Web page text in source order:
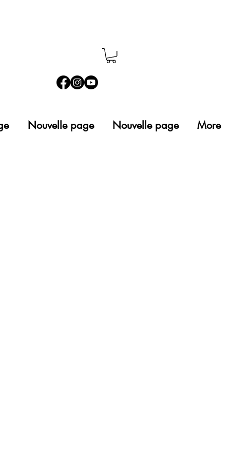
Nouvelle page Nouvelle page More